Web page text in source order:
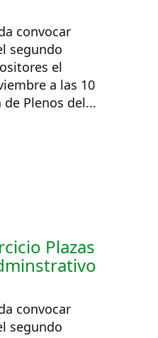
convocar
segundo
el
a las 10
Plenos del...
Plazas
convocar
segundo